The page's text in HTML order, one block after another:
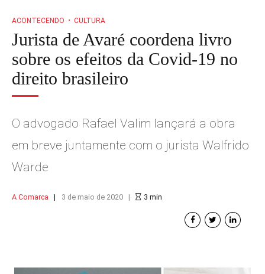
ACONTECENDO CULTURA
Jurista de Avaré coordena livro
sobre os efeitos da Covid-19 no
direito brasileiro
O advogado Rafael Valim lançará a obra
em breve juntamente com o jurista Walfrido
Warde
A Comarca 3 de maio de 2020 3 min